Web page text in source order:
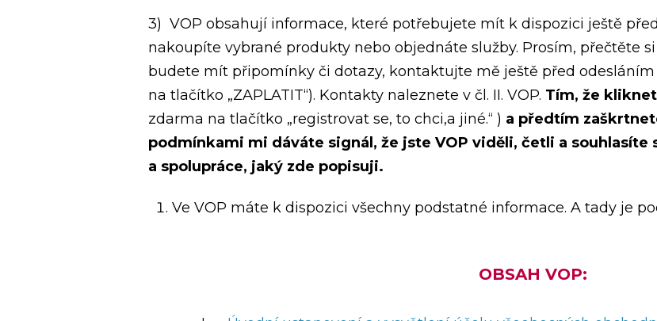
3) VOP obsahují informace, které potřebujete mít k dispozici ještě
nakoupíte vybrané produkty nebo objednáte služby. Prosím, přečtěte
budete mít připomínky či dotazy, kontaktujte mě ještě před
na tlačítko „ZAPLATIT“). Kontakty naleznete v čl. II. VOP. Tím, že
zdarma na tlačítko „registrovat se, to chci,a jiné.“ ) a předtím
podmínkami mi dáváte signál, že jste VOP viděli, četli a souhlasíte
a spolupráce, jaký zde popisuji.
Ve VOP máte k dispozici všechny podstatné informace. A tady je
OBSAH VOP: